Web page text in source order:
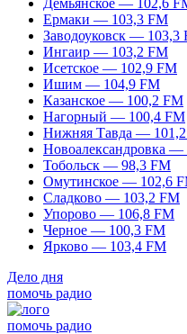
Демьянское — 102,6
Ермаки — 103,3 FM
Заводоуковск — 103,3
Ингаир — 103,2 FM
Исетское — 102,9 FM
Ишим — 104,9 FM
Казанское — 100,2 FM
Нагорный — 100,4 FM
Нижняя Тавда —
Новоалександровка —
Тобольск — 98,3 FM
Омутинское — 102,6
Сладково — 103,2 FM
Упорово — 106,8 FM
Черное — 100,3 FM
Ярково — 103,4 FM
Дело дня
помочь радио
помочь радио